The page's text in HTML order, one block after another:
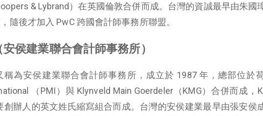
& Lybrand）在英國倫敦合併而成。台灣的資誠最早由朱國
隨後才加入 PwC 跨國會計師事務所聯盟。
侯建業聯合會計師事務所）
稱為安侯建業聯合會計師事務所，成立於 1987 年，總部位於
（PMI）與 Klynveld Main Goerdeler（KMG）合併而成，
創辦人的英文姓氏縮寫組合而成。台灣的安侯建業最早由張安侯